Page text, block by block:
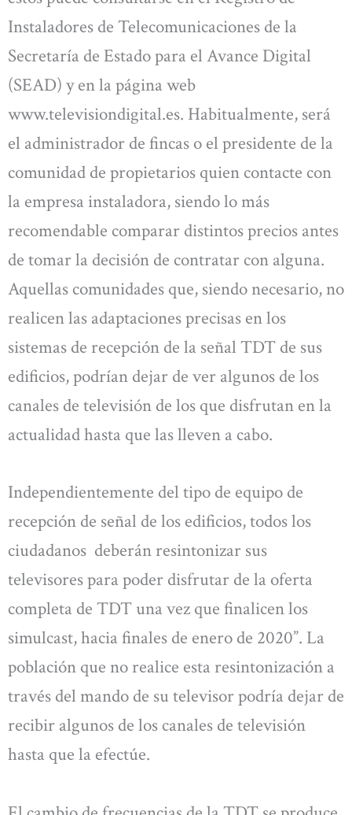
Instaladores de Telecomunicaciones de la
Secretaría de Estado para el Avance Digital
(SEAD) y en la página web
www.televisiondigital.es. Habitualmente, será
el administrador de fincas o el presidente de la
comunidad de propietarios quien contacte con
la empresa instaladora, siendo lo más
recomendable comparar distintos precios antes
de tomar la decisión de contratar con alguna.
Aquellas comunidades que, siendo necesario, no
realicen las adaptaciones precisas en los
sistemas de recepción de la señal TDT de sus
edificios, podrían dejar de ver algunos de los
canales de televisión de los que disfrutan en la
actualidad hasta que las lleven a cabo.
Independientemente del tipo de equipo de
recepción de señal de los edificios, todos los
ciudadanos deberán resintonizar sus
televisores para poder disfrutar de la oferta
completa de TDT una vez que finalicen los
simulcast, hacia finales de enero de 2020”. La
población que no realice esta resintonización a
través del mando de su televisor podría dejar de
recibir algunos de los canales de televisión
hasta que la efectúe.